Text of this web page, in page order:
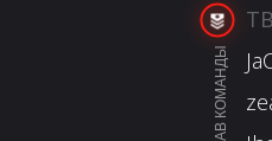
СОСТАВ КОМАНДЫ